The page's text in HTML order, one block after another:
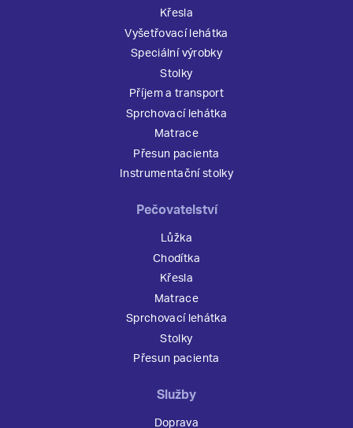
Křesla
Vyšetřovací lehátka
Speciální výrobky
Stolky
Příjem a transport
Sprchovací lehátka
Matrace
Přesun pacienta
Instrumentační stolky
Pečovatelství
Lůžka
Chodítka
Křesla
Matrace
Sprchovací lehátka
Stolky
Přesun pacienta
Služby
Doprava